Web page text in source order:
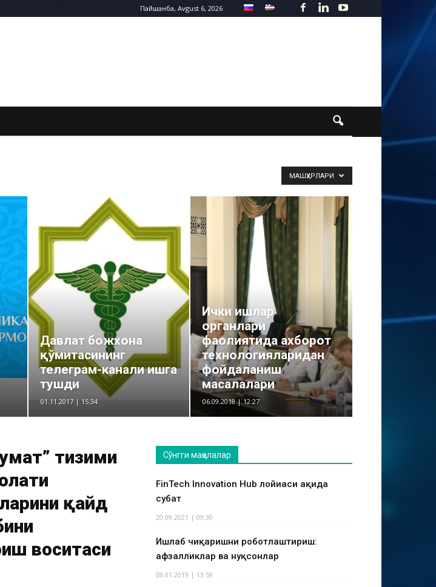
Пайшанба, Avgust 6, 2026
МАШҲУРЛАРИ
Давлат божхона
қўмитасининг
телеграм-канали ишга
тушди
01.11.2017 | 15:34
Ички ишлар
органлари
фаолиятида ахборот
технологияларидан
фойдаланиш
масалалари
06.09.2018 | 12:27
тизими
қайд
воситаси
Сўнгги мақолалар
FinTech Innovation Hub лойиҳаси ҳақида
суҳбат
20.09.2021 | 09:30
Ишлаб чиқаришни роботлаштириш:
афзалликлар ва нуқсонлар
08.01.2019 | 13:59